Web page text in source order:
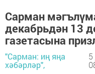
Сарман
декабрьдән 13
газетасына
"Сарман: иң яңа
хәбәрләр",
5